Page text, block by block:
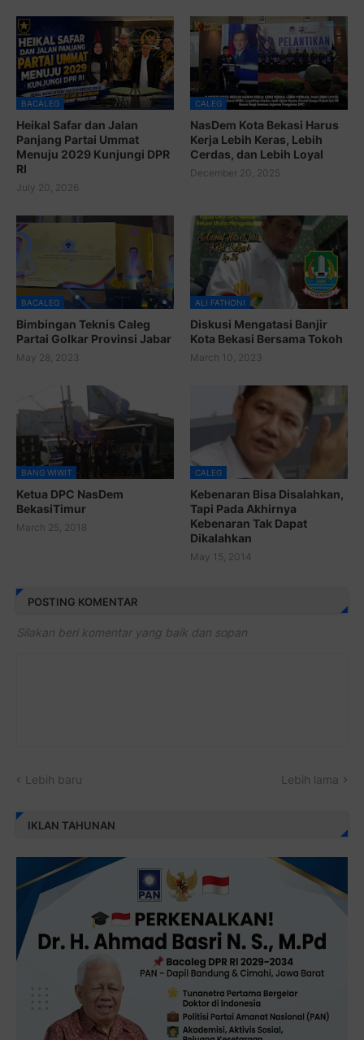
BACALEG
Heikal Safar dan Jalan
Panjang Partai Ummat
Menuju 2029 Kunjungi DPR
RI
July 20, 2026
CALEG
NasDem Kota Bekasi Harus
Kerja Lebih Keras, Lebih
Cerdas, dan Lebih Loyal
December 20, 2025
BACALEG
Bimbingan Teknis Caleg
Partai Golkar Provinsi Jabar
May 28, 2023
ALI FATHONI
Diskusi Mengatasi Banjir
Kota Bekasi Bersama Tokoh
March 10, 2023
BANG WIWIT
Ketua DPC NasDem
BekasiTimur
March 25, 2018
CALEG
Kebenaran Bisa Disalahkan,
Tapi Pada Akhirnya
Kebenaran Tak Dapat
Dikalahkan
May 15, 2014
POSTING KOMENTAR
Silakan beri komentar yang baik dan sopan
Lebih baru Lebih lama
IKLAN TAHUNAN